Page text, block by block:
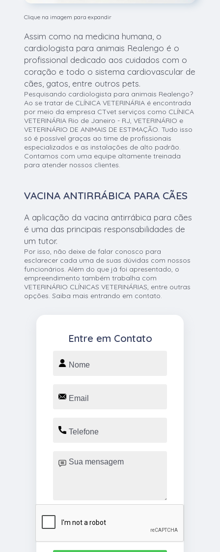
Clique na imagem para expandir
Assim como na medicina humana, o
cardiologista para animais Realengo é o
profissional dedicado aos cuidados com o
coração e todo o sistema cardiovascular de
cães, gatos, entre outros pets.
Pesquisando cardiologista para animais Realengo?
Ao se tratar de CLÍNICA VETERINÁRIA é encontrada
por meio da empresa CTvet serviços como CLÍNICA
VETERINÁRIA Rio de Janeiro - RJ, VETERINÁRIO e
VETERINÁRIO DE ANIMAIS DE ESTIMAÇÃO. Tudo isso
só é possível graças ao time de profissionais
especializados e as instalações de alto padrão.
Contamos com uma equipe altamente treinada
para atender nossos clientes.
VACINA ANTIRRÁBICA PARA CÃES
A aplicação da vacina antirrábica para cães
é uma das principais responsabilidades de
um tutor.
Por isso, não deixe de falar conosco para
esclarecer cada uma de suas dúvidas com nossos
funcionários. Além do que já foi apresentado, o
empreendimento também trabalha com
VETERINÁRIO CLÍNICAS VETERINÁRIAS, entre outras
opções. Saiba mais entrando em contato.
Entre em Contato